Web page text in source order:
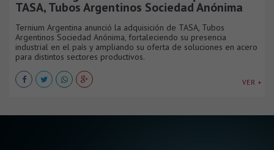
TASA, Tubos Argentinos Sociedad Anónima
Ternium Argentina anunció la adquisición de TASA, Tubos
Argentinos Sociedad Anónima, fortaleciendo su presencia
industrial en el país y ampliando su oferta de soluciones en acero
para distintos sectores productivos.
VER +